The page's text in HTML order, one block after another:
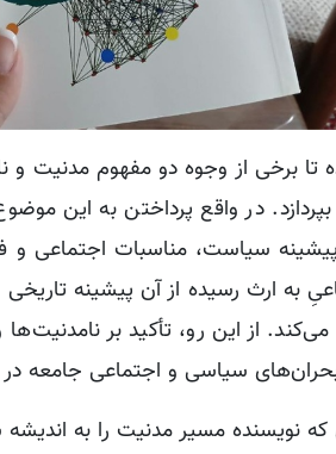
برخی از وجوه دو مفهوم مدنیت
در واقع پرداختن به این
سیاست، مناسبات اجتماعی و
به‌ ارث‌ رسیده از آن پیشینه
از این‌ رو، تأکید بر
سیاسی و اجتماعی جامعه در
که نویسنده مسیر مدنیت را به